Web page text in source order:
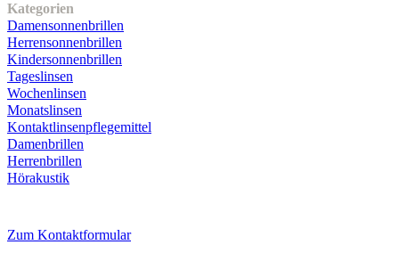
Kategorien
Damensonnenbrillen
Herrensonnenbrillen
Kindersonnenbrillen
Tageslinsen
Wochenlinsen
Monatslinsen
Kontaktlinsenpflegemittel
Damenbrillen
Herrenbrillen
Hörakustik
Zum Kontaktformular